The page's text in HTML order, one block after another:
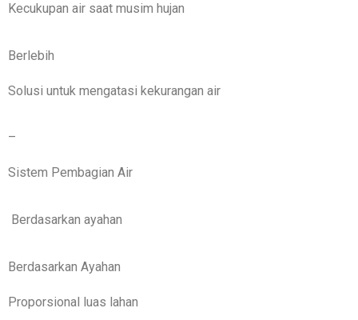
Kecukupan air saat musim hujan
Berlebih
Solusi untuk mengatasi kekurangan air
–
Sistem Pembagian Air
Berdasarkan ayahan
Berdasarkan Ayahan
Proporsional luas lahan